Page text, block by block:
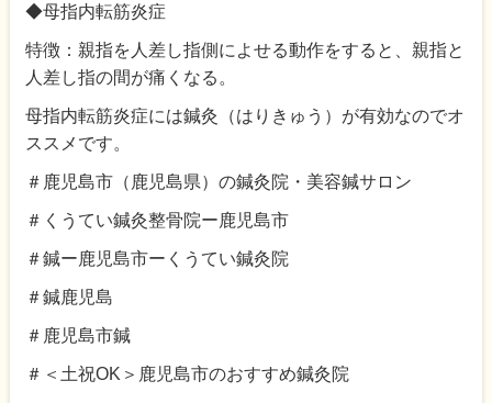
◆母指内転筋炎症
特徴：親指を人差し指側によせる動作をすると、親指と
人差し指の間が痛くなる。
母指内転筋炎症には鍼灸（はりきゅう）が有効なのでオ
ススメです。
＃鹿児島市（鹿児島県）の鍼灸院・美容鍼サロン
＃くうてい鍼灸整骨院ー鹿児島市
＃鍼ー鹿児島市ーくうてい鍼灸院
＃鍼鹿児島
＃鹿児島市鍼
＃＜土祝OK＞鹿児島市のおすすめ鍼灸院